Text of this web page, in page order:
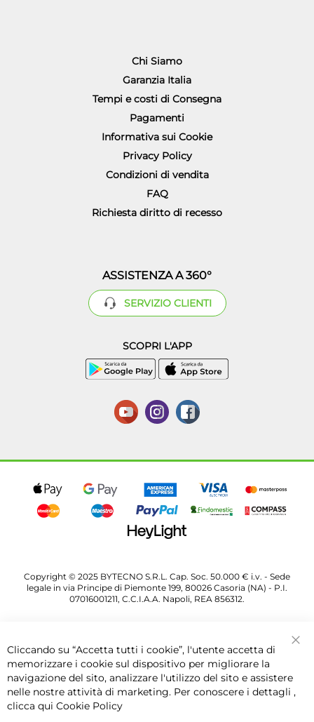
Chi Siamo
Garanzia Italia
Tempi e costi di Consegna
Pagamenti
Informativa sui Cookie
Privacy Policy
Condizioni di vendita
FAQ
Richiesta diritto di recesso
ASSISTENZA A 360°
SERVIZIO CLIENTI
SCOPRI L'APP
Copyright © 2025 BYTECNO S.R.L. Cap. Soc. 50.000 € i.v. - Sede
legale in via Principe di Piemonte 199, 80026 Casoria (NA) - P.I.
07016001211, C.C.I.A.A. Napoli, REA 856312.
Cliccando su “Accetta tutti i cookie”, l'utente accetta di
memorizzare i cookie sul dispositivo per migliorare la
navigazione del sito, analizzare l'utilizzo del sito e assistere
nelle nostre attività di marketing. Per conoscere i dettagli ,
clicca qui Cookie Policy